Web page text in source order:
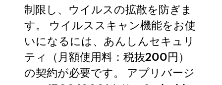
制限し、ウイルスの拡散を防ぎま
す。 ウイルススキャン機能をお使
いになるには、あんしんセキュリ
ティ（月額使用料：税抜200円）
の契約が必要です。 アプリバージ